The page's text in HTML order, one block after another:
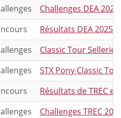
Challenges DEA
Résultats DEA 2025
Classic Tour Sellerie
STX Pony Classic
Résultats de TREC
Challenges TREC